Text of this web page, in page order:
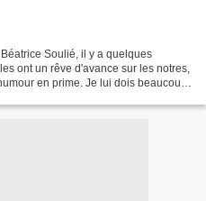
Soulié, il y a quelques
ont un rêve d'avance sur les notres,
en prime. Je lui dois beaucoup,